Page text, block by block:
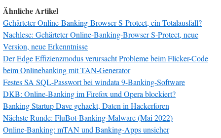
Ähnliche Artikel
Gehärteter Online-Banking-Browser S-Protect, ein Totalausfall?
Nachlese: Gehärteter Online-Banking-Browser S-Protect, neue
Version, neue Erkenntnisse
Der Edge Effizienzmodus verursacht Probleme beim Flicker-Code
beim Onlinebanking mit TAN-Generator
Festes SA SQL-Passwort bei windata 9-Banking-Software
DKB: Online-Banking im Firefox und Opera blockiert?
Banking Startup Dave gehackt, Daten in Hackerforen
Nächste Runde: FluBot-Banking-Malware (Mai 2022)
Online-Banking: mTAN und Banking-Apps unsicher